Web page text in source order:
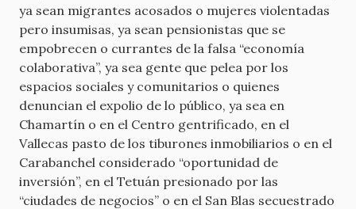
ya sean migrantes acosados o mujeres violentadas
pero insumisas, ya sean pensionistas que se
empobrecen o currantes de la falsa “economía
colaborativa”, ya sea gente que pelea por los
espacios sociales y comunitarios o quienes
denuncian el expolio de lo público, ya sea en
Chamartín o en el Centro gentrificado, en el
Vallecas pasto de los tiburones inmobiliarios o en el
Carabanchel considerado “oportunidad de
inversión”, en el Tetuán presionado por las
“ciudades de negocios” o en el San Blas secuestrado